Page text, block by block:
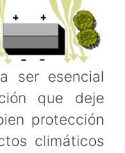
ser esencial
que deje
protección
climáticos